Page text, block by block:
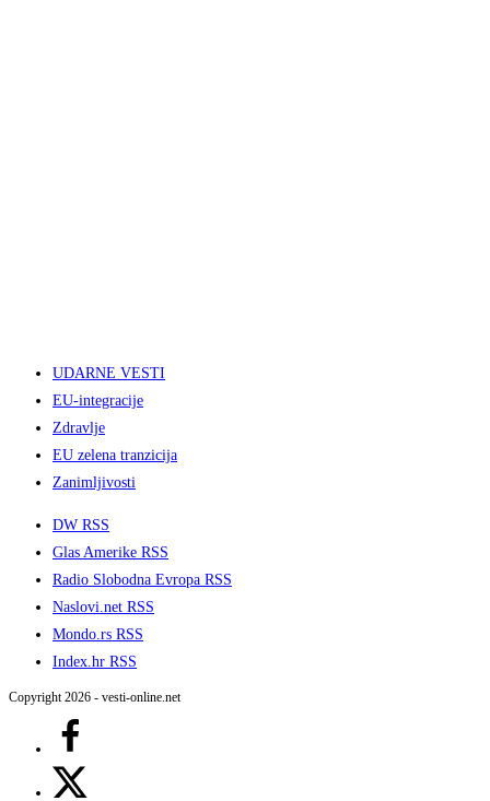
UDARNE VESTI
EU-integracije
Zdravlje
EU zelena tranzicija
Zanimljivosti
DW RSS
Glas Amerike RSS
Radio Slobodna Evropa RSS
Naslovi.net RSS
Mondo.rs RSS
Index.hr RSS
Copyright 2026 - vesti-online.net